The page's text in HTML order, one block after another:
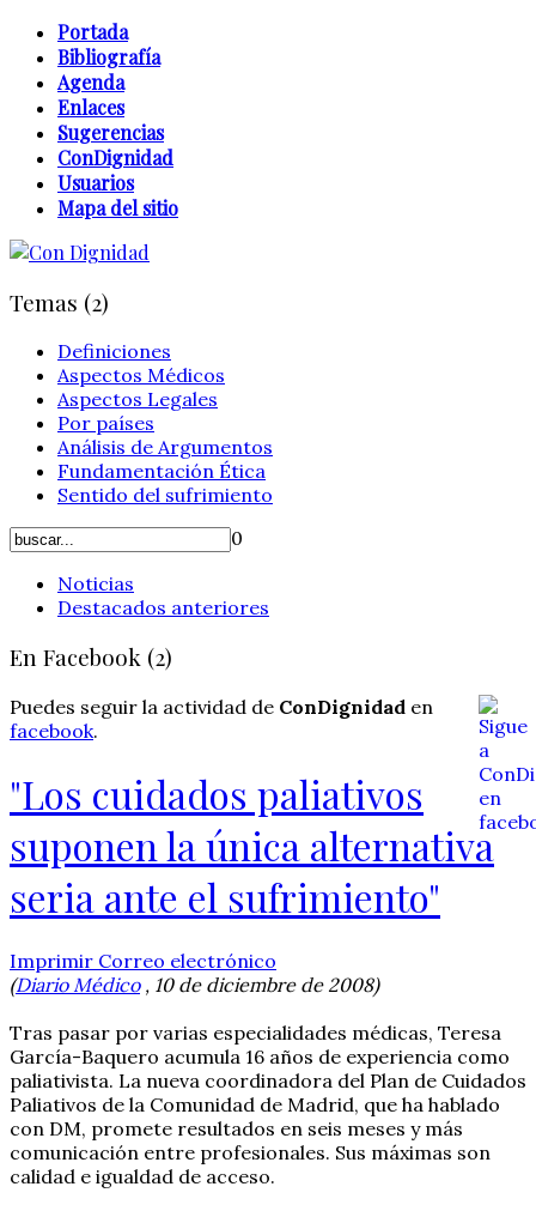
Portada
Bibliografía
Agenda
Enlaces
Sugerencias
ConDignidad
Usuarios
Mapa del sitio
Temas (2)
Definiciones
Aspectos Médicos
Aspectos Legales
Por países
Análisis de Argumentos
Fundamentación Ética
Sentido del sufrimiento
0
Noticias
Destacados anteriores
En Facebook (2)
Puedes seguir la actividad de ConDignidad en
facebook.
"Los cuidados paliativos
suponen la única alternativa
seria ante el sufrimiento"
Imprimir Correo electrónico
(Diario Médico, 10 de diciembre de 2008)
Tras pasar por varias especialidades médicas, Teresa
García-Baquero acumula 16 años de experiencia como
paliativista. La nueva coordinadora del Plan de Cuidados
Paliativos de la Comunidad de Madrid, que ha hablado
con DM, promete resultados en seis meses y más
comunicación entre profesionales. Sus máximas son
calidad e igualdad de acceso.